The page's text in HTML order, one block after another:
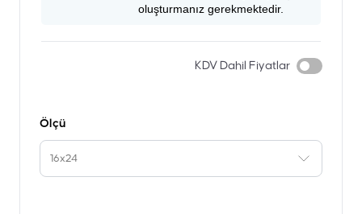
oluşturmanız gerekmektedir.
KDV Dahil Fiyatlar
Ölçü
16x24